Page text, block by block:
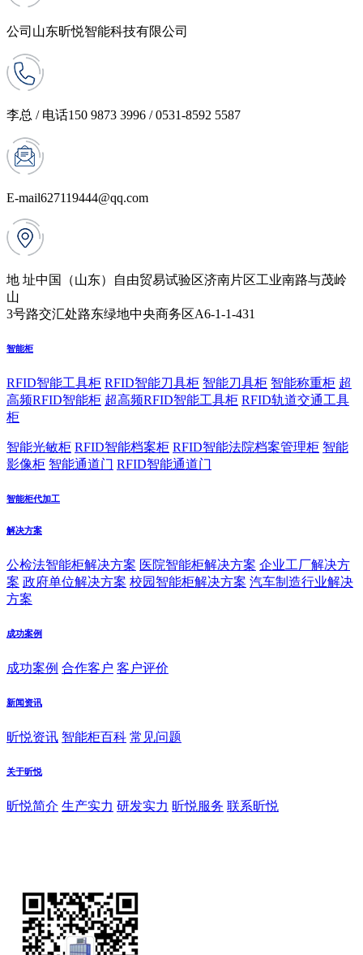
公司 山东昕悦智能科技有限公司
李总 / 电话150 9873 3996 / 0531-8592 5587
E-mail627119444@qq.com
地 址中国（山东）自由贸易试验区济南片区工业南路与茂岭
山
3号路交汇处路东绿地中央商务区A6-1-1-431
智能柜
RFID智能工具柜 RFID智能刀具柜 智能刀具柜 智能称重柜 超
高频RFID智能柜 超高频RFID智能工具柜 RFID轨道交通工具
柜
智能光敏柜 RFID智能档案柜 RFID智能法院档案管理柜 智能
影像柜 智能通道门 RFID智能通道门
智能柜代加工
解决方案
公检法智能柜解决方案 医院智能柜解决方案 企业工厂解决方
案 政府单位解决方案 校园智能柜解决方案 汽车制造行业解决
方案
成功案例
成功案例 合作客户 客户评价
新闻资讯
昕悦资讯 智能柜百科 常见问题
关于昕悦
昕悦简介 生产实力 研发实力 昕悦服务 联系昕悦